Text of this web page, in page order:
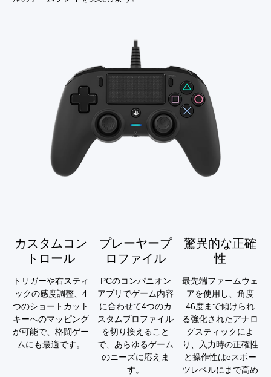
カスタムコン
トロール
トリガーや右スティ
ックの感度調整、4
つのショートカット
キーへのマッピング
が可能で、格闘ゲー
ムにも最適です。
プレーヤープ
ロファイル
PCのコンパニオン
アプリでゲーム内容
に合わせて4つのカ
スタムプロファイル
を切り換えること
で、あらゆるゲーム
のニーズに応えま
す。
驚異的な正確
性
最先端ファームウェ
アを使用し、角度
46度まで傾けられ
る強化されたアナロ
グスティックによ
り、入力時の正確性
と操作性はeスポー
ツレベルにまで高め